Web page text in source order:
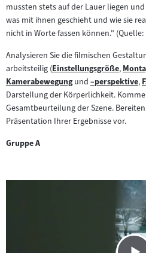
mussten stets auf der Lauer liegen
was mit ihnen geschieht und wie sie
nicht in Worte fassen können." (Quelle:
Analysieren Sie die filmischen
arbeitsteilig (Zum
Inhalt:
Einstellungsgröße,Zum
Inhalt:
Zum
Inhalt:
Kamerabewegungund Zum
Inhalt:
–perspektive,
Darstellung der Körperlichkeit.
Gesamtbeurteilung der Szene.
Präsentation Ihrer Ergebnisse vor.
Gruppe A